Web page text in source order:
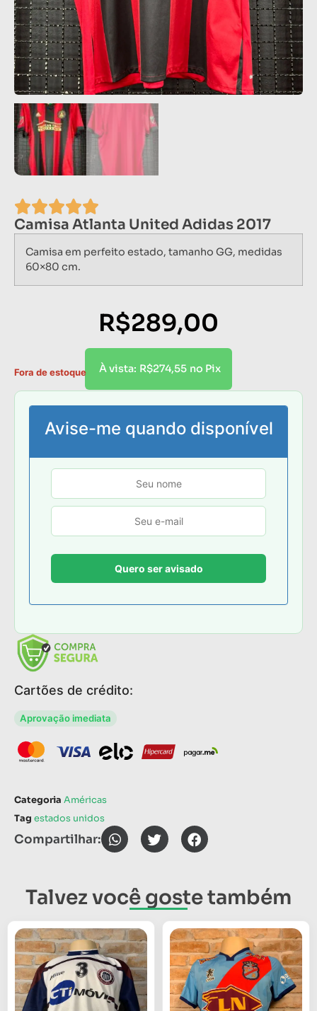
Camisa Atlanta United Adidas 2017
Camisa em perfeito estado, tamanho GG, medidas
60×80 cm.
R$289,00
À vista: R$274,55 no Pix
Fora de estoque
Avise-me quando disponível
Cartões de crédito:
Aprovação imediata
Categoria Américas
Tag estados unidos
Compartilhar:
Talvez você goste também